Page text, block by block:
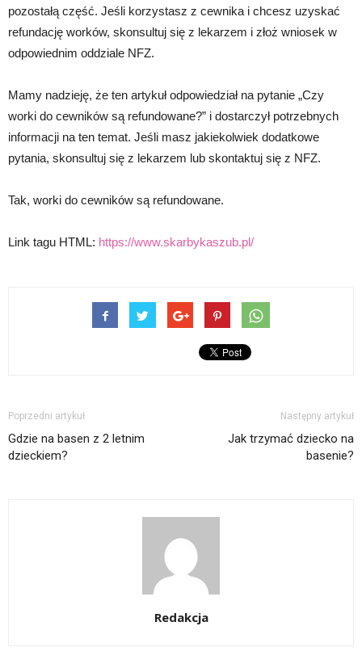
pozostałą część. Jeśli korzystasz z cewnika i chcesz uzyskać
refundację worków, skonsultuj się z lekarzem i złoż wniosek w
odpowiednim oddziale NFZ.
Mamy nadzieję, że ten artykuł odpowiedział na pytanie „Czy
worki do cewników są refundowane?” i dostarczył potrzebnych
informacji na ten temat. Jeśli masz jakiekolwiek dodatkowe
pytania, skonsultuj się z lekarzem lub skontaktuj się z NFZ.
Tak, worki do cewników są refundowane.
Link tagu HTML: https://www.skarbykaszub.pl/
Poprzedni artykuł
Gdzie na basen z 2 letnim
dzieckiem?
Następny artykuł
Jak trzymać dziecko na
basenie?
Redakcja